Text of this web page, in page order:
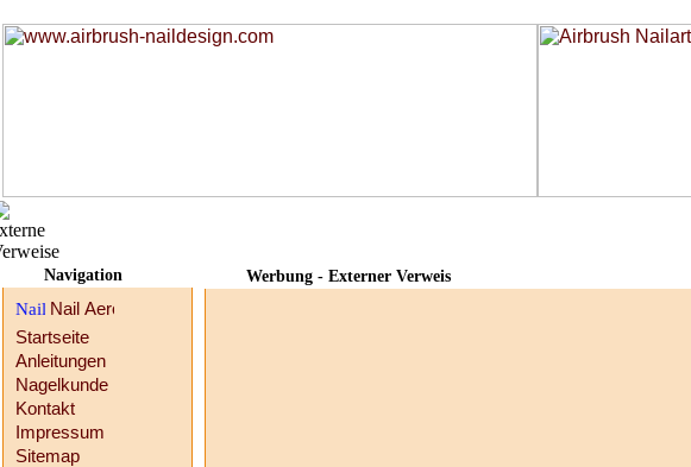
Werbung - Externer Verweis
Navigation
Startseite
Anleitungen
Nagelkunde
Kontakt
Impressum
Sitemap